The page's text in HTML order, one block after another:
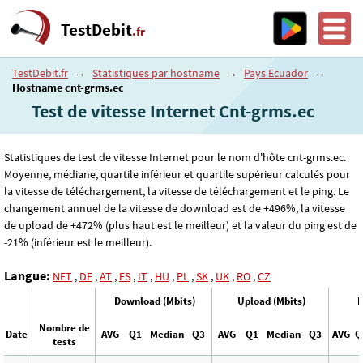
TestDebit.fr
TestDebit.fr → Statistiques par hostname → Pays Ecuador →
Hostname cnt-grms.ec
Test de vitesse Internet Cnt-grms.ec
Statistiques de test de vitesse Internet pour le nom d'hôte cnt-grms.ec.
Moyenne, médiane, quartile inférieur et quartile supérieur calculés pour
la vitesse de téléchargement, la vitesse de téléchargement et le ping. Le
changement annuel de la vitesse de download est de +496%, la vitesse
de upload de +472% (plus haut est le meilleur) et la valeur du ping est de
-21% (inférieur est le meilleur).
Langue: NET , DE ,AT , ES , IT , HU , PL ,SK , UK , RO ,CZ
Download (Mbits) Upload (Mbits)
Date
Nombre de
tests
AVG Q1 Median Q3 AVG Q1 Median Q3 AVG